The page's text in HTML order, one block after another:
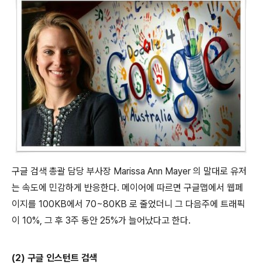
구글 검색 총괄 담당 부사장 Marissa Ann Mayer 의 말대로 유저
는 속도에 민감하게 반응한다. 메이어에 따르면 구글맵에서 웹페
이지를 100KB에서 70~80KB 로 줄었더니 그 다음주에 트래픽
이 10%, 그 후 3주 동안 25%가 늘어났다고 한다.
(2) 구글 인스턴트 검색